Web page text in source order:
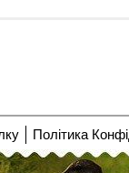
Політика